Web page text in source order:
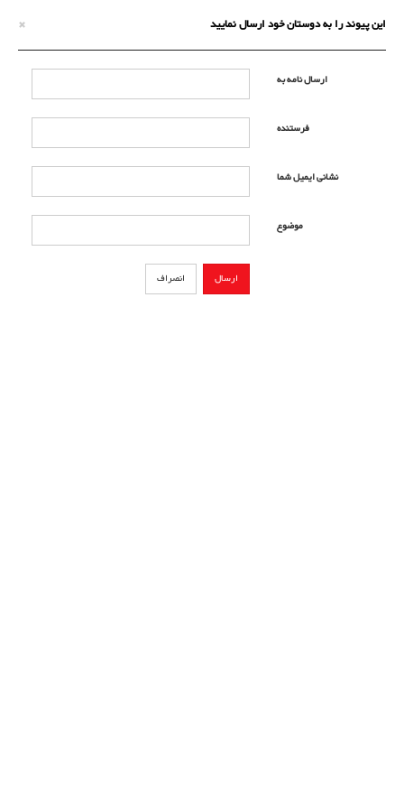
این پیوند را به دوستان خود ارسال نمایید ×
ارسال نامه به
فرستنده
نشانی ایمیل شما
موضوع
ارسال انصراف